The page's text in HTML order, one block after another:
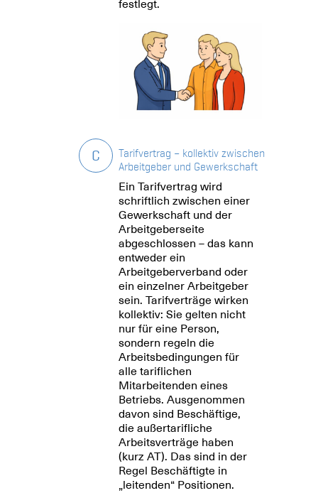
festlegt.
C
Tarifvertrag – kollektiv zwischen
Arbeitgeber und Gewerkschaft
Ein Tarifvertrag wird
schriftlich zwischen einer
Gewerkschaft und der
Arbeitgeberseite
abgeschlossen – das kann
entweder ein
Arbeitgeberverband oder
ein einzelner Arbeitgeber
sein. Tarifverträge wirken
kollektiv: Sie gelten nicht
nur für eine Person,
sondern regeln die
Arbeitsbedingungen für
alle tariflichen
Mitarbeitenden eines
Betriebs. Ausgenommen
davon sind Beschäftige,
die außertarifliche
Arbeitsverträge haben
(kurz AT). Das sind in der
Regel Beschäftigte in
„leitenden“ Positionen.